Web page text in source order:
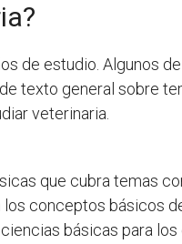
de estudio. Algunos
texto general sobre
veterinaria.
que cubra temas
conceptos básicos
básicas para